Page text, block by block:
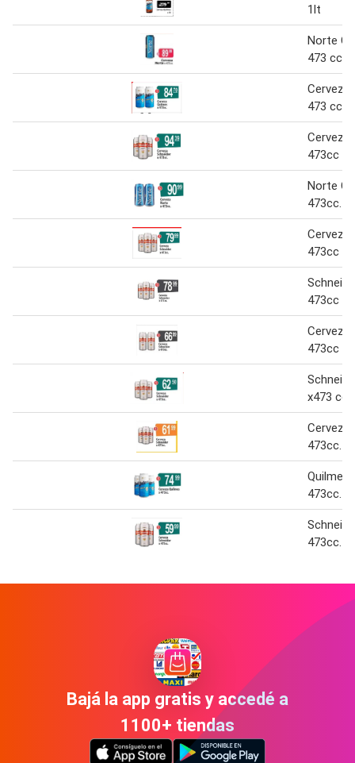
1lt
Norte
473 cc
Cerveza
473 cc
Cerveza
473cc
Norte
473cc.
Cerveza
473cc
473cc
Cerveza
473cc
x473 cc
Cerveza
473cc.
Quilmes
473cc.
473cc.
Bajá la app gratis y accedé a
1100+ tiendas